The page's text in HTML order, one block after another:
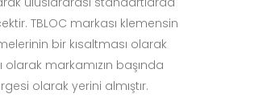
TBLOC markası klemensin
bir kısaltması olarak
markamızın başında
olarak yerini almıştır.